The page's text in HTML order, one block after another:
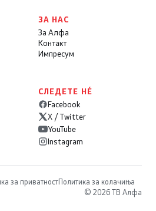
ЗА НАС
За Алфа
Контакт
Импресум
СЛЕДЕТЕ НÉ
Facebook
X / Twitter
YouTube
Instagram
за приватностПолитика за колачиња
© 2026 ТВ Алфа